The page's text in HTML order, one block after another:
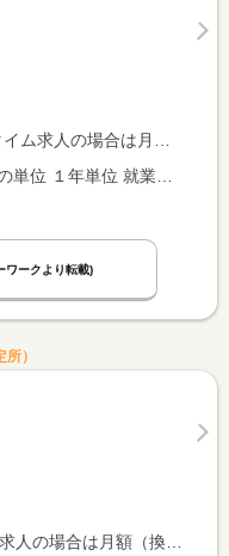
求人の場合は時間額を表示しています。
ワークより転載)
）
ト求人の場合は時間額を表示しています。